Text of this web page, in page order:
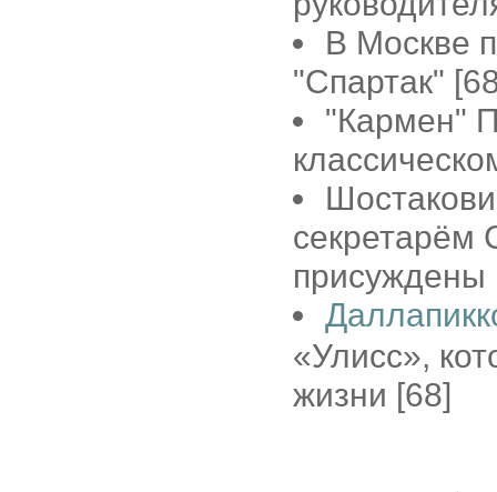
В Москве
"Спартак"
"Кармен"
«Улисс»,
жизни [68]